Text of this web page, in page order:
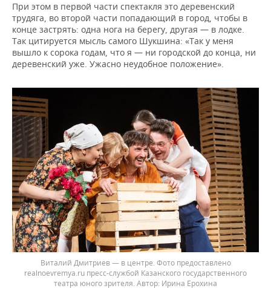
При этом в первой части спектакля это деревенский
трудяга, во второй части попадающий в город, чтобы в
конце застрять: одна нога на берегу, другая — в лодке.
Так цитируется мысль самого Шукшина: «Так у меня
вышло к сорока годам, что я — ни городской до конца, ни
деревенский уже. Ужасно неудобное положение».
Виталий Дмитриев — в центре. Фото предоставлено
realnoevremya.ru пресс-службой Казанского государственного
театра юного зрителя. Автор: Ирина Ерохина